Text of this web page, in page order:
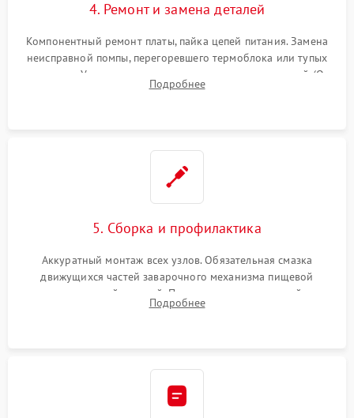
4. Ремонт и замена деталей
Компонентный ремонт платы, пайка цепей питания. Замена
неисправной помпы, перегоревшего термоблока или тупых
жерновов. Установка новых силиконовых уплотнителей (O-
ring) и тефлоновых трубок для надежного устранения
Подробнее
5. Сборка и профилактика
Аккуратный монтаж всех узлов. Обязательная смазка
движущихся частей заварочного механизма пищевой
силиконовой смазкой. Проведение программной
декальцинации и очистки системы от кофейных масел.
Подробнее